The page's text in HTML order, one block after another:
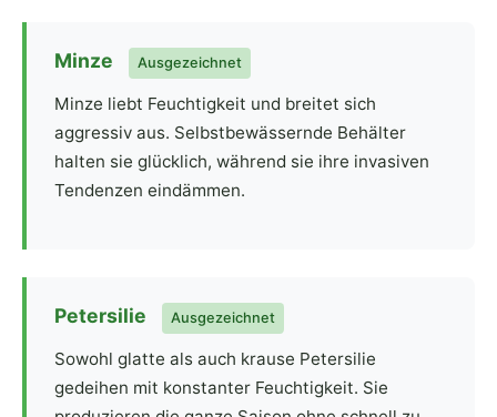
Minze Ausgezeichnet
Minze liebt Feuchtigkeit und breitet sich
aggressiv aus. Selbstbewässernde Behälter
halten sie glücklich, während sie ihre invasiven
Tendenzen eindämmen.
Petersilie Ausgezeichnet
Sowohl glatte als auch krause Petersilie
gedeihen mit konstanter Feuchtigkeit. Sie